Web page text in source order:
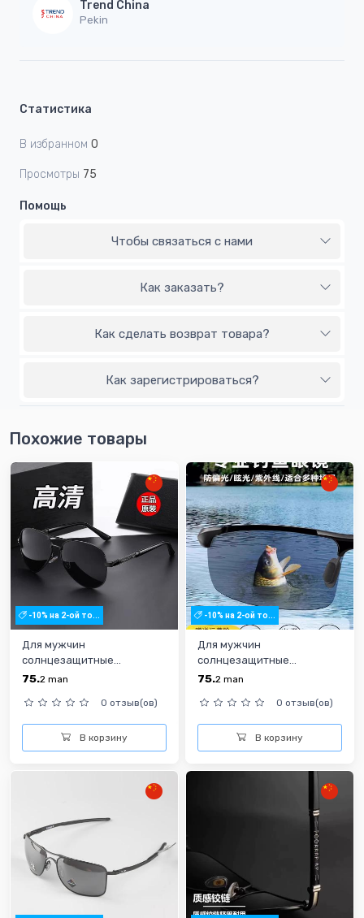
Trend China
Pekin
Статистика
В избранном 0
Просмотры 75
Помощь
Чтобы связаться с нами
Как заказать?
Как сделать возврат товара?
Как зарегистрироваться?
Похожие товары
-10% на 2-ой то...
Для мужчин
солнцезащитные...
75.2 man
0 отзыв(ов)
В корзину
-10% на 2-ой то...
Для мужчин
солнцезащитные...
75.2 man
0 отзыв(ов)
В корзину